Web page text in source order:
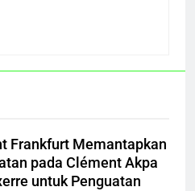
Frankfurt Memantapkan
pada Clément Akpa
untuk Penguatan